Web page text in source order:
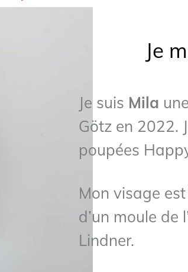
Je
Je suis Mila
Götz en 2022.
poupées
Mon visage
d’un moule de
Lindner.